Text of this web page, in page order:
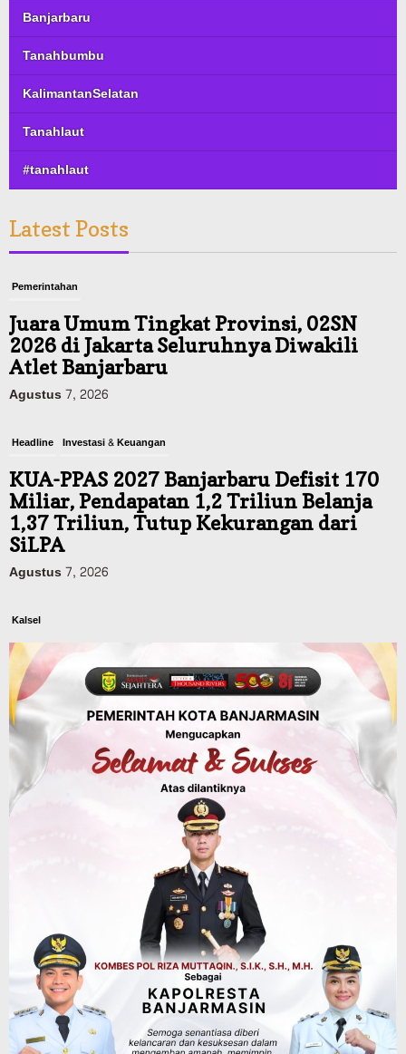
Banjarbaru
Tanahbumbu
KalimantanSelatan
Tanahlaut
#tanahlaut
Latest Posts
Pemerintahan
Juara Umum Tingkat Provinsi, 02SN
2026 di Jakarta Seluruhnya Diwakili
Atlet Banjarbaru
Agustus 7, 2026
Headline Investasi & Keuangan
KUA-PPAS 2027 Banjarbaru Defisit 170
Miliar, Pendapatan 1,2 Triliun Belanja
1,37 Triliun, Tutup Kekurangan dari
SiLPA
Agustus 7, 2026
Kalsel
Operasi Sikat Intan 2026 Berakhir, Polda
Kalsel Amankan Ribuan Miras Hingga
Beberapa Tuak
Agustus 7, 2026
Advertorial Pemkab Balangan
Silaturahmi ke DPRD Balangan, Kapolres
AKBP Arif Mansyur Perkuat Koordinasi
Dinas PUPR Kalsel Headline Pembangunan
Jalan Veteran Km 5,5 Sungai Lulut
Dibuka Pasca Retak dan Amblas,
Angkutan Bertonase 6 Ton Lebih Tak
Diperbolehkan Melintas